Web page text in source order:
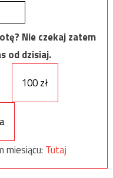
Nie czekaj zatem
od dzisiaj.
100 zł
miesiącu: Tutaj